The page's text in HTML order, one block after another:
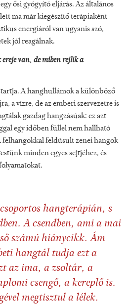
ősi gyógyító eljárás. Az általános
ma már kiegészítő terápiaként
energiáról van ugyanis szó,
jól reagálnak.
van, de miben rejlik a
A hanghullámok a különböző
a vízre, de az emberi szervezetre is
gazdag hangzásúak: ez azt
egy időben füllel nem hallható
felhangokkal feldúsult zenei hangok
minden egyes sejtjéhez, és
csoportos hangterápián, s
A csendben, ami a mai
számú hiánycikk. Ám
hangtál tudja ezt a
az ima, a zsoltár, a
csengő, a kereplő is.
megtisztul a lélek.